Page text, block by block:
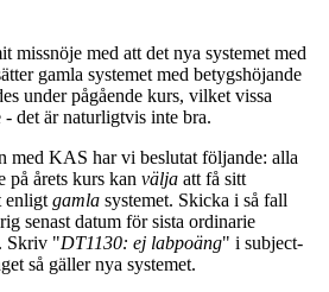
missnöje med att det nya systemet med
gamla systemet med betygshöjande
under pågående kurs, vilket vissa
- det är naturligtvis inte bra.
med KAS har vi beslutat följande: alla
på årets kurs kan välja att få sitt
enligt gamla systemet. Skicka i så fall
senast datum för sista ordinarie
Skriv "DT1130: ej labpoäng" i subject-
så gäller nya systemet.